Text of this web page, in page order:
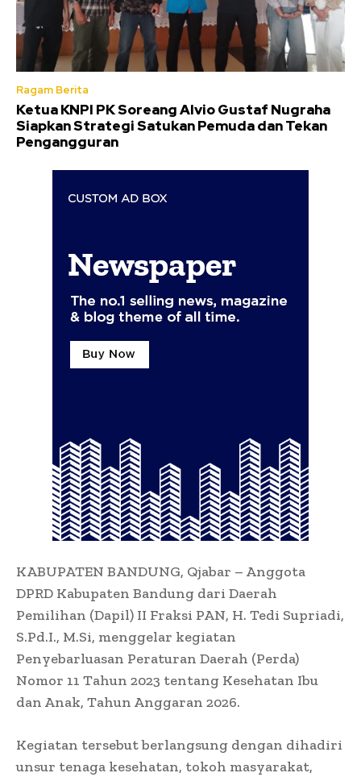
Ragam Berita
Ketua KNPI PK Soreang Alvio Gustaf Nugraha
Siapkan Strategi Satukan Pemuda dan Tekan
Pengangguran
KABUPATEN BANDUNG, Qjabar – Anggota
DPRD Kabupaten Bandung dari Daerah
Pemilihan (Dapil) II Fraksi PAN, H. Tedi Supriadi,
S.Pd.I., M.Si, menggelar kegiatan
Penyebarluasan Peraturan Daerah (Perda)
Nomor 11 Tahun 2023 tentang Kesehatan Ibu
dan Anak, Tahun Anggaran 2026.
Kegiatan tersebut berlangsung dengan dihadiri
unsur tenaga kesehatan, tokoh masyarakat,